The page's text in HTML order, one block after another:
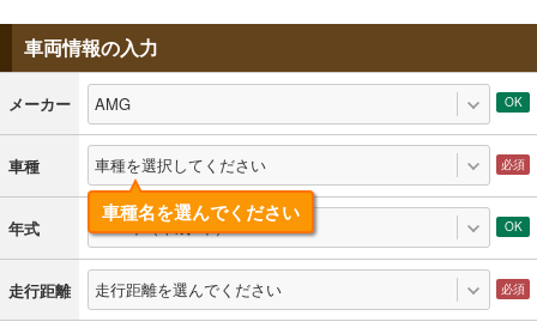
車両情報の入力
メーカー AMG
車種 車種を選択してください
車種名を選んでください
年式 1992年（平成4年）
走行距離 走行距離を選んでください